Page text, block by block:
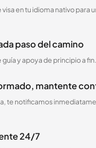
en tu idioma nativo para
paso del camino
y apoya de principio a fin.
mantente
te notificamos
24/7